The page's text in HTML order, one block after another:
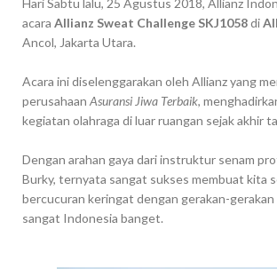
Hari Sabtu lalu, 25 Agustus 2018, Allianz
acara Allianz Sweat Challenge SKJ1058di
Ancol, Jakarta Utara.
Acara ini diselenggarakan oleh Allianz yang
perusahaan Asuransi Jiwa Terbaik,
kegiatan olahraga di luar ruangan sejak akhir
Dengan arahan gaya dari instruktur senam
Burky, ternyata sangat sukses membuat kita
bercucuran keringat dengan gerakan-gerakan
sangat Indonesia banget.